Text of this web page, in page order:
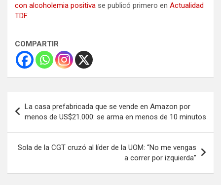
con alcoholemia positiva se publicó primero en Actualidad
TDF.
COMPARTIR
de
entradas
La casa prefabricada que se vende en Amazon por
menos de US$21.000: se arma en menos de 10 minutos
Sola de la CGT cruzó al líder de la UOM: “No me vengas
a correr por izquierda”